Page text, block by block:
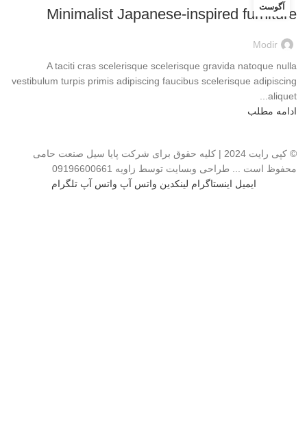
آگوست
Minimalist Japanese-inspired furniture
Modir
A taciti cras scelerisque scelerisque gravida natoque nulla
vestibulum turpis primis adipiscing faucibus scelerisque adipiscing
aliquet...
ادامه مطلب
© کپی رایت 2024 | کلیه حقوق برای شرکت پایا سیل صنعت حامی
محفوظ است ... طراحی وبسایت توسط زاویه 09196600661
ایمیل اینستاگرام لینکدین واتس آپ واتس آپ تلگرام